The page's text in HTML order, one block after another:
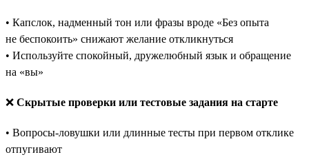
• Капслок, надменный тон или фразы вроде «Без опыта
не беспокоить» снижают желание откликнуться
• Используйте спокойный, дружелюбный язык и обращение
на «вы»
❌ Скрытые проверки или тестовые задания на старте
• Вопросы-ловушки или длинные тесты при первом отклике
отпугивают